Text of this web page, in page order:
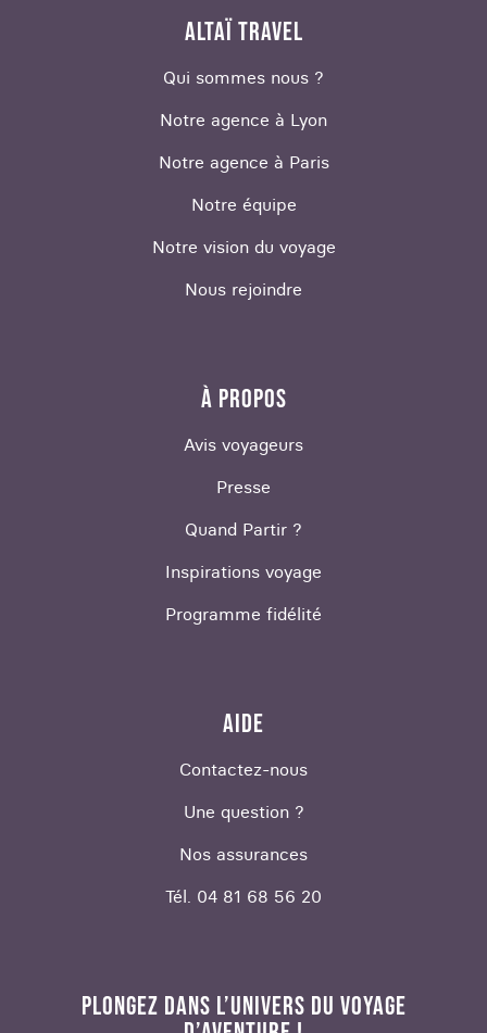
ALTAÏ TRAVEL
Qui sommes nous ?
Notre agence à Lyon
Notre agence à Paris
Notre équipe
Notre vision du voyage
Nous rejoindre
À PROPOS
Avis voyageurs
Presse
Quand Partir ?
Inspirations voyage
Programme fidélité
AIDE
Contactez-nous
Une question ?
Nos assurances
Tél. 04 81 68 56 20
PLONGEZ DANS L’UNIVERS DU VOYAGE